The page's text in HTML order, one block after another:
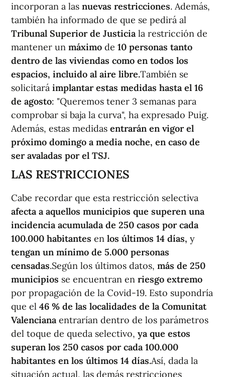
incorporan a las nuevas restricciones. Además,
también ha informado de que se pedirá al
Tribunal Superior de Justicia la restricción de
mantener un máximo de 10 personas tanto
dentro de las viviendas como en todos los
espacios, incluido al aire libre.También se
solicitará implantar estas medidas hasta el 16
de agosto: "Queremos tener 3 semanas para
comprobar si baja la curva", ha expresado Puig.
Además, estas medidas entrarán en vigor el
próximo domingo a media noche, en caso de
ser avaladas por el TSJ.
LAS RESTRICCIONES
Cabe recordar que esta restricción selectiva
afecta a aquellos municipios que superen una
incidencia acumulada de 250 casos por cada
100.000 habitantes en los últimos 14 días, y
tengan un mínimo de 5.000 personas
censadas.Según los últimos datos, más de 250
municipios se encuentran en riesgo extremo
por propagación de la Covid-19. Esto supondría
que el 46 % de las localidades de la Comunitat
Valenciana entrarían dentro de los parámetros
del toque de queda selectivo, ya que estos
superan los 250 casos por cada 100.000
habitantes en los últimos 14 días.Así, dada la
situación actual, las demás restricciones